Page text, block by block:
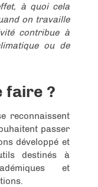
à quoi cela
on travaille
contribue à
ou de
faire ?
reconnaissent
passer
développé et
destinés à
et